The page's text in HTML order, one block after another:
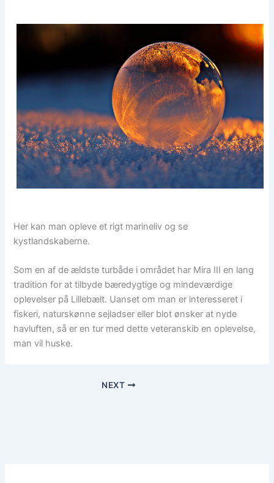
Her kan man opleve et rigt marineliv og se
kystlandskaberne.
Som en af de ældste turbåde i området har Mira III en lang
tradition for at tilbyde bæredygtige og mindeværdige
oplevelser på Lillebælt. Uanset om man er interesseret i
fiskeri, naturskønne sejladser eller blot ønsker at nyde
havluften, så er en tur med dette veteranskib en oplevelse,
man vil huske.
NEXT